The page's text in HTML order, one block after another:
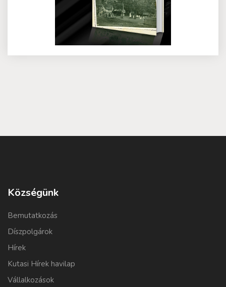
Községünk
Bemutatkozás
Díszpolgárok
Hírek
Kutasi Hírek havilap
Vállalkozások